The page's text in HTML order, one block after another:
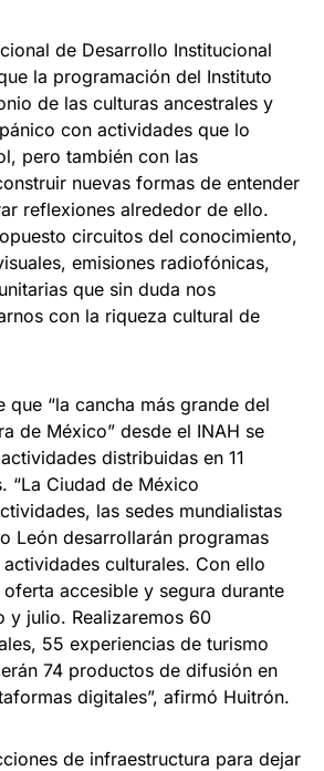
de Desarrollo Institucional
la programación del Instituto
de las culturas ancestrales y
con actividades que lo
pero también con las
nuevas formas de entender
reflexiones alrededor de ello.
circuitos del conocimiento,
emisiones radiofónicas,
que sin duda nos
con la riqueza cultural de
que “la cancha más grande del
de México” desde el INAH se
distribuidas en 11
“La Ciudad de México
las sedes mundialistas
León desarrollarán programas
culturales. Con ello
accesible y segura durante
y julio. Realizaremos 60
55 experiencias de turismo
74 productos de difusión en
digitales”, afirmó Huitrón.
de infraestructura para dejar